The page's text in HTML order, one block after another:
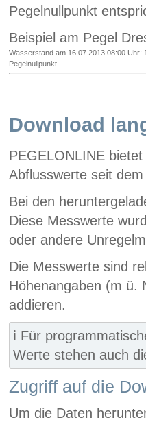
Pegelnullpunkt
Beispiel am Pegel
Wasserstand am 16.07.2013 08:00 Uhr:
Pegelnullpunkt
Download
PEGELONLINE
Abflusswerte seit
Bei den
Diese Messwerte
oder andere
Die Messwerte sind
Höhenangaben (m ü.
addieren.
ℹ️ Für
Werte stehen auch
Zugriff auf die
Um die Daten